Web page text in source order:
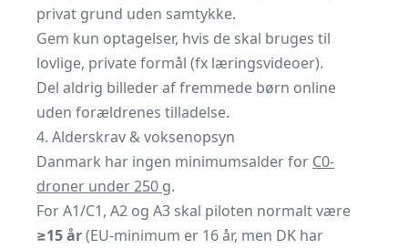
privat grund uden samtykke.
Gem kun optagelser, hvis de skal bruges til
lovlige, private formål (fx læringsvideoer).
Del aldrig billeder af fremmede børn online
uden forældrenes tilladelse.
4. Alderskrav & voksenopsyn
Danmark har ingen minimumsalder for C0-
droner under 250 g.
For A1/C1, A2 og A3 skal piloten normalt være
≥15 år(EU-minimum er 16 år, men DK har